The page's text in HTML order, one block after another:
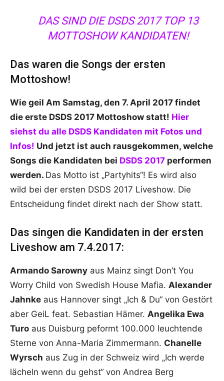
DAS SIND DIE DSDS 2017 TOP 13
MOTTOSHOW KANDIDATEN!
Das waren die Songs der ersten
Mottoshow!
Wie geil Am Samstag, den 7. April 2017 findet
die erste DSDS 2017 Mottoshow statt! Hier
siehst du alle DSDS Kandidaten mit Fotos und
Infos! Und jetzt ist auch rausgekommen, welche
Songs die Kandidaten bei DSDS 2017 performen
werden. Das Motto ist „Partyhits“! Es wird also
wild bei der ersten DSDS 2017 Liveshow. Die
Entscheidung findet direkt nach der Show statt.
Das singen die Kandidaten in der ersten
Liveshow am 7.4.2017:
Armando Sarowny aus Mainz singt Don’t You
Worry Child von Swedish House Mafia. Alexander
Jahnke aus Hannover singt „Ich & Du“ von Gestört
aber GeiL feat. Sebastian Hämer. Angelika Ewa
Turo aus Duisburg peformt 100.000 leuchtende
Sterne von Anna-Maria Zimmermann. Chanelle
Wyrsch aus Zug in der Schweiz wird „Ich werde
lächeln wenn du gehst“ von Andrea Berg